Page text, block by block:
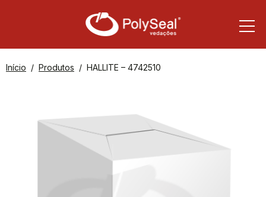
Início Produtos HALLITE – 4742510